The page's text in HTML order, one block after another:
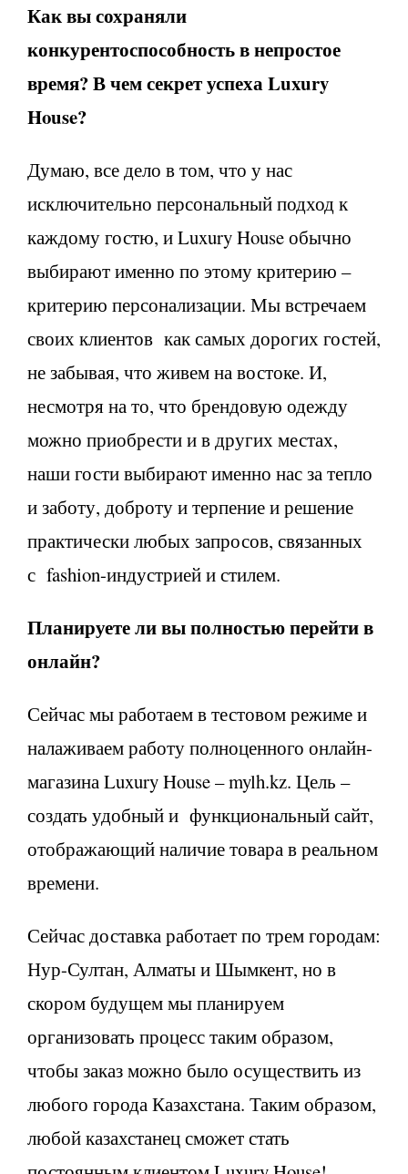
Как вы сохраняли
конкурентоспособность в непростое
время? В чем секрет успеха Luxury
House?
Думаю, все дело в том, что у нас
исключительно персональный подход к
каждому гостю, и Luxury House обычно
выбирают именно по этому критерию –
критерию персонализации. Мы встречаем
своих клиентов как самых дорогих гостей,
не забывая, что живем на востоке. И,
несмотря на то, что брендовую одежду
можно приобрести и в других местах,
наши гости выбирают именно нас за тепло
и заботу, доброту и терпение и решение
практически любых запросов, связанных
с fashion-индустрией и стилем.
Планируете ли вы полностью перейти в
онлайн?
Сейчас мы работаем в тестовом режиме и
налаживаем работу полноценного онлайн-
магазина Luxury House – mylh.kz. Цель –
создать удобный и функциональный сайт,
отображающий наличие товара в реальном
времени.
Сейчас доставка работает по трем городам:
Нур-Султан, Алматы и Шымкент, но в
скором будущем мы планируем
организовать процесс таким образом,
чтобы заказ можно было осуществить из
любого города Казахстана. Таким образом,
любой казахстанец сможет стать